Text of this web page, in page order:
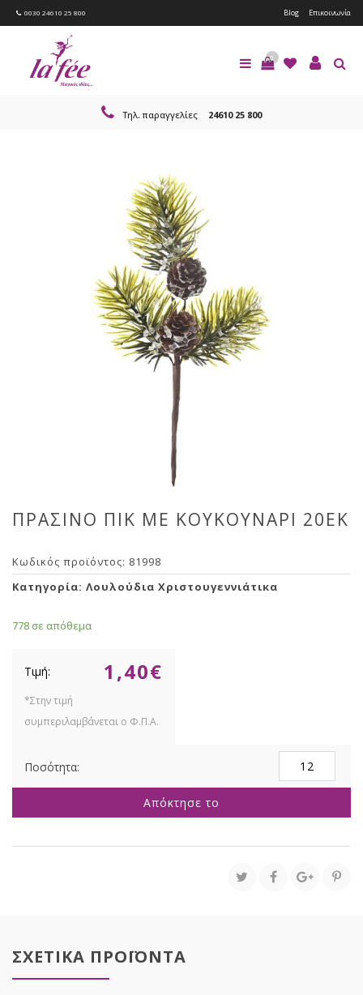
0030 24610 25 800 Blog Επικοινωνία
0
Τηλ. παραγγελίες 24610 25 800
ΠΡΑΣΙΝΟ ΠΙΚ ΜΕ ΚΟΥΚΟΥΝΑΡΙ 20ΕΚ
Κωδικός προϊόντος: 81998
Κατηγορία: Λουλούδια Χριστουγεννιάτικα
778 σε απόθεμα
1,40€
ΜΕ
20ΕΚ
Απόκτησε το
ΣΧΕΤΙΚΑ ΠΡΟΪΟΝΤΑ